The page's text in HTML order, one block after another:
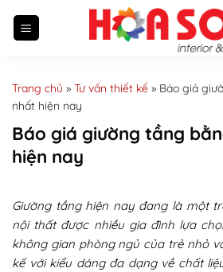
Trang chủ » Tư vấn thiết kế » Báo giá
nhất hiện nay
Báo giá giường tầng
hiện nay
Giường tầng hiện nay đang là một
nội thất được nhiều gia đình lựa
không gian phòng ngủ của trẻ nhỏ
kế với kiểu dáng đa dạng về chất